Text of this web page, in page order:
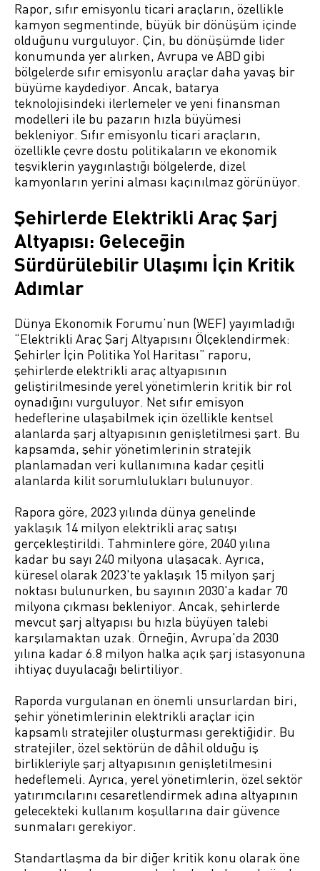
Rapor, sıfır emisyonlu ticari araçların, özellikle
kamyon segmentinde, büyük bir dönüşüm içinde
olduğunu vurguluyor. Çin, bu dönüşümde lider
konumunda yer alırken, Avrupa ve ABD gibi
bölgelerde sıfır emisyonlu araçlar daha yavaş bir
büyüme kaydediyor. Ancak, batarya
teknolojisindeki ilerlemeler ve yeni finansman
modelleri ile bu pazarın hızla büyümesi
bekleniyor. Sıfır emisyonlu ticari araçların,
özellikle çevre dostu politikaların ve ekonomik
teşviklerin yaygınlaştığı bölgelerde, dizel
kamyonların yerini alması kaçınılmaz görünüyor.
Şehirlerde Elektrikli Araç Şarj
Altyapısı: Geleceğin
Sürdürülebilir Ulaşımı İçin Kritik
Adımlar
Dünya Ekonomik Forumu’nun (WEF) yayımladığı
“Elektrikli Araç Şarj Altyapısını Ölçeklendirmek:
Şehirler İçin Politika Yol Haritası” raporu,
şehirlerde elektrikli araç altyapısının
geliştirilmesinde yerel yönetimlerin kritik bir rol
oynadığını vurguluyor. Net sıfır emisyon
hedeflerine ulaşabilmek için özellikle kentsel
alanlarda şarj altyapısının genişletilmesi şart. Bu
kapsamda, şehir yönetimlerinin stratejik
planlamadan veri kullanımına kadar çeşitli
alanlarda kilit sorumlulukları bulunuyor.
Rapora göre, 2023 yılında dünya genelinde
yaklaşık 14 milyon elektrikli araç satışı
gerçekleştirildi. Tahminlere göre, 2040 yılına
kadar bu sayı 240 milyona ulaşacak. Ayrıca,
küresel olarak 2023'te yaklaşık 15 milyon şarj
noktası bulunurken, bu sayının 2030'a kadar 70
milyona çıkması bekleniyor. Ancak, şehirlerde
mevcut şarj altyapısı bu hızla büyüyen talebi
karşılamaktan uzak. Örneğin, Avrupa'da 2030
yılına kadar 6.8 milyon halka açık şarj istasyonuna
ihtiyaç duyulacağı belirtiliyor.
Raporda vurgulanan en önemli unsurlardan biri,
şehir yönetimlerinin elektrikli araçlar için
kapsamlı stratejiler oluşturması gerektiğidir. Bu
stratejiler, özel sektörün de dâhil olduğu iş
birlikleriyle şarj altyapısının genişletilmesini
hedeflemeli. Ayrıca, yerel yönetimlerin, özel sektör
yatırımcılarını cesaretlendirmek adına altyapının
gelecekteki kullanım koşullarına dair güvence
sunmaları gerekiyor.
Standartlaşma da bir diğer kritik konu olarak öne